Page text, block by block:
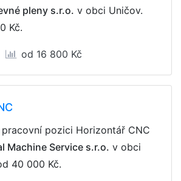
pleny s.r.o. v obci Uničov.
Kč.
od 16 800 Kč
pozici Horizontář CNC
Machine Service s.r.o. v obci
40 000 Kč.